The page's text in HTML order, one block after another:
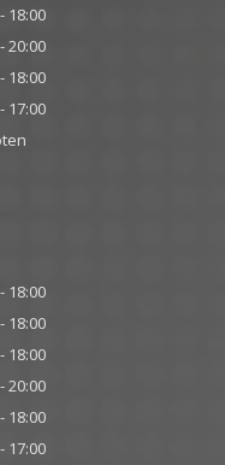
18:00
20:00
18:00
17:00
18:00
18:00
18:00
20:00
18:00
17:00